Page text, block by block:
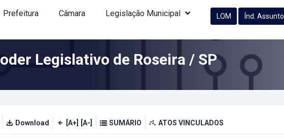
Prefeitura Câmara Legislação Municipal LOM Índ. Assunto
Legislativo de Roseira / SP
Download [A+] [A-] SUMÁRIO ATOS VINCULADOS